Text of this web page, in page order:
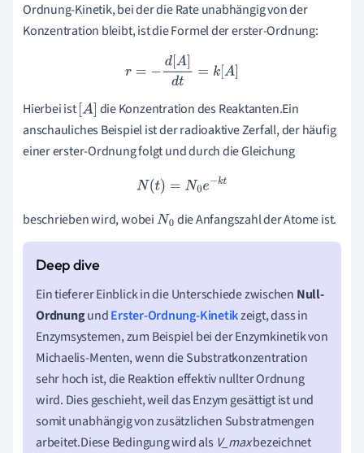
Ordnung-Kinetik, bei der die Rate unabhängig von der
Konzentration bleibt, ist die Formel der erster-Ordnung:
r
d[A]d =k[ A]
Hierbei ist [A] die Konzentration des Reaktanten.Ein
anschauliches Beispiel ist der radioaktive Zerfall, der häufig
einer erster-Ordnung folgt und durch die Gleichung
N(t =N 0e−kt
beschrieben wird, wobeiN0 die Anfangszahl der Atome ist.
Ein tieferer Einblick in die Unterschiede zwischen Null-
OrdnungundErster-Ordnung-Kinetikzeigt, dass in
Enzymsystemen, zum Beispiel bei der Enzymkinetik von
Michaelis-Menten, wenn die Substratkonzentration
sehr hoch ist, die Reaktion effektiv nullter Ordnung
wird. Dies geschieht, weil das Enzym gesättigt ist und
somit unabhängig von zusätzlichen Substratmengen
arbeitet.Diese Bedingung wird als V_maxbezeichnet